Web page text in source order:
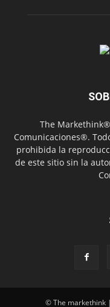
The
Comunicaciones®.
prohibida la
de este sitio sin la
© The markethink